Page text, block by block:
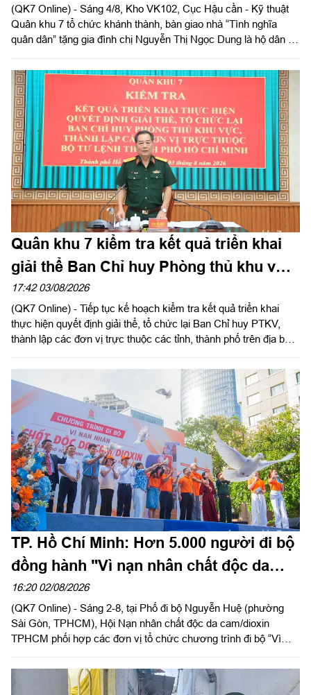
(QK7 Online) - Sáng 4/8, Kho VK102, Cục Hậu cần - Kỹ thuật
Quân khu 7 tổ chức khánh thành, bàn giao nhà “Tình nghĩa
quân dân” tặng gia đình chị Nguyễn Thị Ngọc Dung là hộ dân có
Đảo, Thành phố Hồ Chí Minh. Đại tá Phạm Ngọc Sơn, Chính
ủy Cục Hậu cần - Kỹ thuật Quân khu đến dự và phát biểu chúc
mừng.
Quân khu 7 kiểm tra kết quả triển khai
giải thể Ban Chỉ huy Phòng thủ khu vực
tại Bộ Tư lệnh TPHCM
17:42 03/08/2026
(QK7 Online) - Tiếp tục kế hoạch kiểm tra kết quả triển khai
thực hiện quyết định giải thể, tổ chức lại Ban Chỉ huy PTKV,
thành lập các đơn vị trực thuộc các tỉnh, thành phố trên địa bàn
Quân khu, Đại tá Trần Hữu Nhân, Phó Tham mưu trưởng Quân
khu và đoàn công tác tiến hành kiểm tra Bộ Tư lệnh Thành phố
Hồ Chí Minh. Thiếu tướng Phan Quốc Việt, Phó Tư lệnh, Tham
mưu trưởng Bộ Tư lệnh Thành phố và cơ quan Bộ Tư lệnh
Thành phố làm việc với đoàn.
TP. Hồ Chí Minh: Hơn 5.000 người đi bộ
đồng hành "Vì nạn nhân chất độc da
cam"
16:20 02/08/2026
(QK7 Online) - Sáng 2-8, tại Phố đi bộ Nguyễn Huệ (phường
Sài Gòn, TPHCM), Hội Nạn nhân chất độc da cam/dioxin
TPHCM phối hợp các đơn vị tổ chức chương trình đi bộ “Vì
năm Ngày Thảm họa da cam ở Việt Nam (10-8-1961 - 10-8-